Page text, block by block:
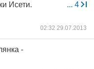
... 4
Исети.
02:32 29.07.2013
-